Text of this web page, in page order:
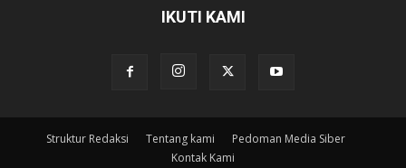
IKUTI KAMI
Struktur Redaksi Tentang kami
Pedoman Media Siber
Kontak Kami